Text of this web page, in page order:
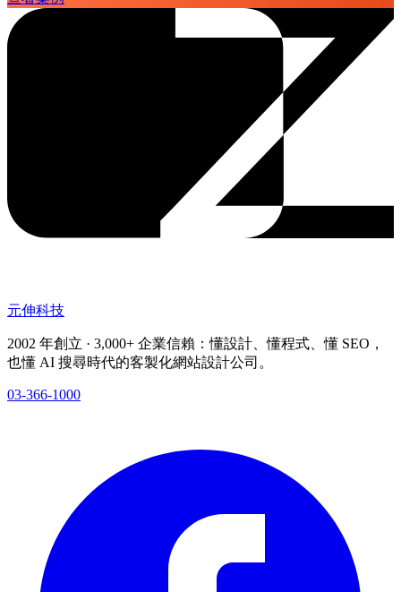
元伸科技
2002 年創立 · 3,000+ 企業信賴：懂設計、懂程式、懂 SEO，
也懂 AI 搜尋時代的客製化網站設計公司。
03-366-1000